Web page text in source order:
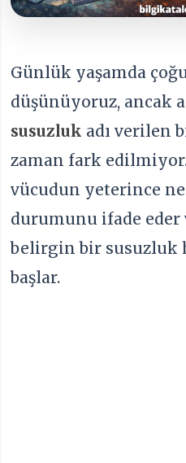
Günlük yaşamda
düşünüyoruz, ancak
susuzluk adı verilen
zaman fark
vücudun yeterince
durumunu ifade eder
belirgin bir susuzluk
başlar.